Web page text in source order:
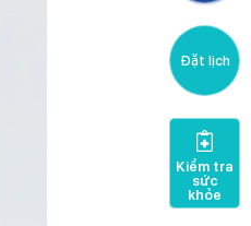
Đặt lịch
Kiểm tra
sức
khỏe